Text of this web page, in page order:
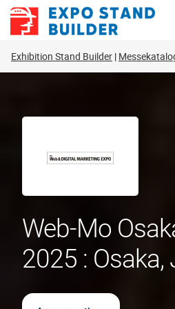
Zum
Inhalt
Exhibition Stand Builder
Web-Mo
2025 : Osaka,